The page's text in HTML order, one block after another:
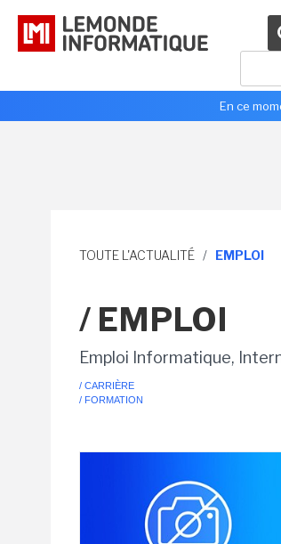
En ce
TOUTE L'ACTUALITÉ / EMPLOI
/ EMPLOI
Emploi Informatique,
/ CARRIÈRE
/ FORMATION